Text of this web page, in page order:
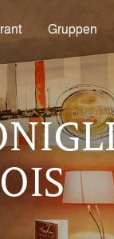
Gruppen